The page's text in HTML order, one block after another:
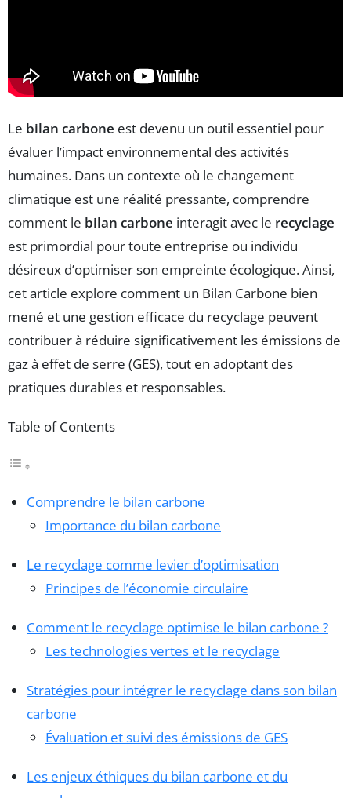
Le bilan carbone est devenu un outil essentiel pour
évaluer l’impact environnemental des activités
humaines. Dans un contexte où le changement
climatique est une réalité pressante, comprendre
comment le bilan carbone interagit avec le recyclage
est primordial pour toute entreprise ou individu
désireux d’optimiser son empreinte écologique. Ainsi,
cet article explore comment un Bilan Carbone bien
mené et une gestion efficace du recyclage peuvent
contribuer à réduire significativement les émissions de
gaz à effet de serre (GES), tout en adoptant des
pratiques durables et responsables.
Table of Contents
Comprendre le bilan carbone
Importance du bilan carbone
Le recyclage comme levier d’optimisation
Principes de l’économie circulaire
Comment le recyclage optimise le bilan carbone ?
Les technologies vertes et le recyclage
Stratégies pour intégrer le recyclage dans son bilan
carbone
Évaluation et suivi des émissions de GES
Les enjeux éthiques du bilan carbone et du